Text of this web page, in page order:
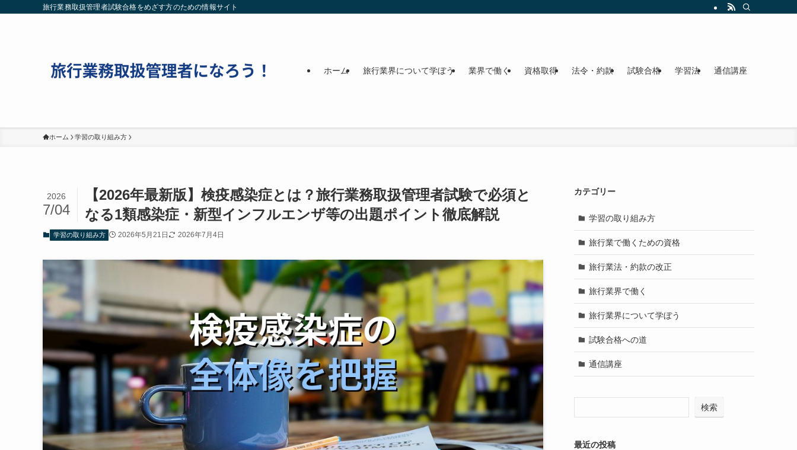
旅行業務取扱管理者試験合格をめざす方のための情報サイト
ホーム 旅行業界について学ぼう 業界で働く 資格取得 法令・約款 試験合格 学習法 通信講座
ホーム 学習の取り組み方
【2026年最新版】検疫感染症とは？旅行業務取扱管理者試験で必須と
なる1類感染症・新型インフルエンザ等の出題ポイント徹底解説
2026
7/04
学習の取り組み方 2026年5月21日 2026年7月4日
カテゴリー
学習の取り組み方
旅行業で働くための資格
旅行業法・約款の改正
旅行業界で働く
旅行業界について学ぼう
試験合格への道
通信講座
検索
最近の投稿